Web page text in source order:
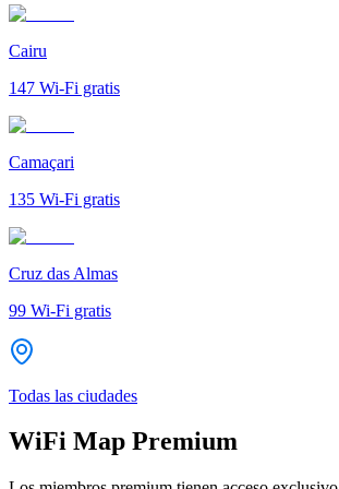
Cairu
147 Wi-Fi gratis
Camaçari
135 Wi-Fi gratis
Cruz das Almas
99 Wi-Fi gratis
Todas las ciudades
WiFi Map Premium